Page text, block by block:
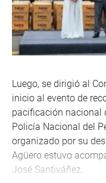
Luego, se dirigió al
inicio al evento de
pacificación nacional
Policía Nacional del
organizado por su
Agüero estuvo
José Santiváñez.